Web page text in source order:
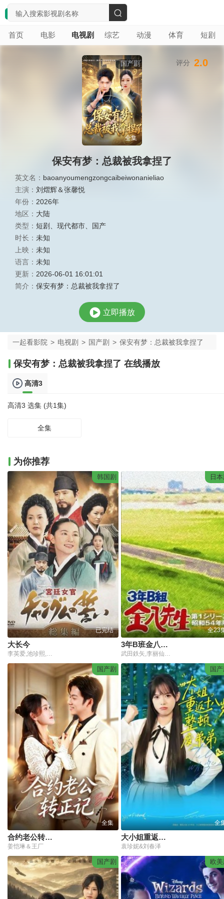
首页 电影 电视剧 综艺 动漫 体育 短剧
搜
索
国产剧
全集
保安有梦：总裁被我拿捏了
英文名： baoanyoumengzongcaibeiwonanieliao
主演： 刘熠辉＆张馨悦
年份： 2026年
地区： 大陆
类型： 短剧 现代都市
国产
时长： 未知
上映： 未知
语言： 未知
更新： 2026-06-01 16:01:01
简介： 保安有梦：总裁被我拿捏了
评分 2.0
立即播放
一起看影院 > 电视剧 > 国产剧 > 保安有梦：总裁被我拿捏了
保安有梦：总裁被我拿捏了 在线播放
高清3
高清3 选集 (共1集)
全集
为你推荐
韩国剧
已完结
大长今
李英爱,池珍熙,任豪,洪利娜,赵贞恩,琴宝罗,韩智敏,赵卿焕,金慧渲,金汝珍,李世荣,李世恩,孟尚勋,朴灿焕,朴恩惠,甄美里
日
全23
3年B班金八老师第四季
武田鉄矢,李丽仙,早崎文司
国产剧
全集
合约老公转正记
姜恺琳＆王厂
国
全
大小姐重返十八岁整顿废弟弟
袁珍妮&刘春泽
国产剧 欧